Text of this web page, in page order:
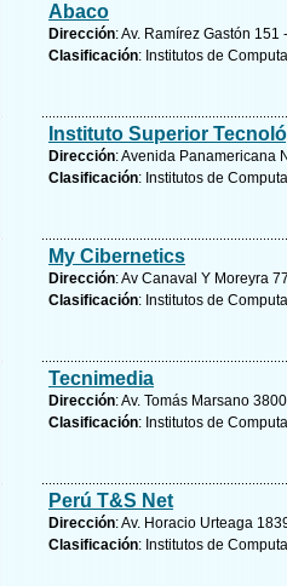
Abaco
Dirección: Av. Ramírez Gastón
Clasificación: Institutos de
Instituto Superior
Dirección: Avenida Panamericana
Clasificación: Institutos de
My Cibernetics
Dirección: Av Canaval Y Moreyra
Clasificación: Institutos de
Tecnimedia
Dirección: Av. Tomás Marsano
Clasificación: Institutos de
Perú T&S Net
Dirección: Av. Horacio Urteaga
Clasificación: Institutos de